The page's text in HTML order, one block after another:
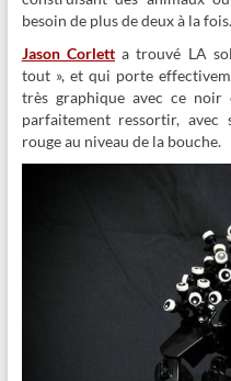
besoin de plus de deux à la
Jason Corletta trouvé LA
tout », et qui porte
très graphique avec ce
parfaitement ressortir,
rouge au niveau de la bouche.